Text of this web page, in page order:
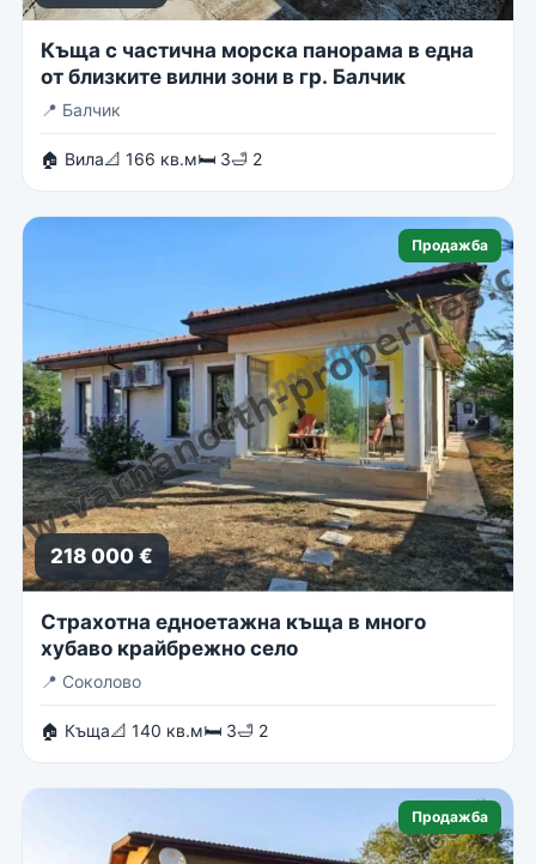
Къща с частична морска панорама в една
от близките вилни зони в гр. Балчик
📍 Балчик
🏠 Вила📐 166 кв.м🛏 3🛁 2
Продажба
218 000 €
Страхотна едноетажна къща в много
хубаво крайбрежно село
📍 Соколово
🏠 Къща📐 140 кв.м🛏 3🛁 2
Продажба